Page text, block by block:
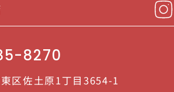
8270
区佐土原1丁目3654-1